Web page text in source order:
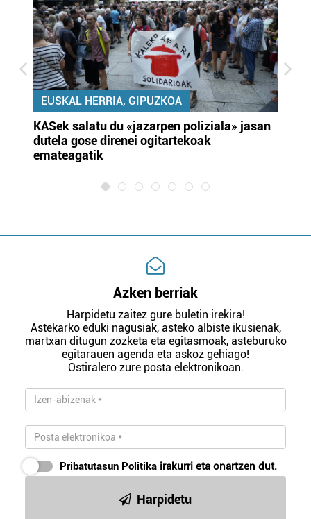
EUSKAL HERRIA, GIPUZKOA
KASek salatu du «jazarpen poliziala» jasan
dutela gose direnei ogitartekoak
emateagatik
Azken berriak
Harpidetu zaitez gure buletin irekira!
Astekarko eduki nagusiak, asteko albiste ikusienak,
martxan ditugun zozketa eta egitasmoak, asteburuko
egitarauen agenda eta askoz gehiago!
Ostiralero zure posta elektronikoan.
Pribatutasun Politika irakurri eta onartzen dut.
Harpidetu